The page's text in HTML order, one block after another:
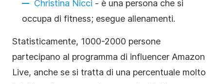
Christina Nicci - è una persona che si
occupa di fitness; esegue allenamenti.
Statisticamente, 1000-2000 persone
partecipano al programma di influencer Amazon
Live, anche se si tratta di una percentuale molto